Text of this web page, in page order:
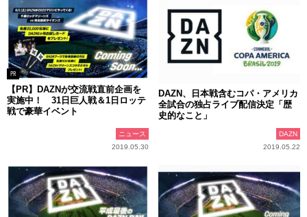
PR
【PR】DAZNが交流戦直前企画を
実施中！ 31日巨人戦＆1日ロッテ
戦で豪華イベント
ニュース
2019.05.30
DAZN、日本戦含むコパ・アメリカ
全試合の独占ライブ配信決定「歴
史的なこと」
DAZN
2019.05.22